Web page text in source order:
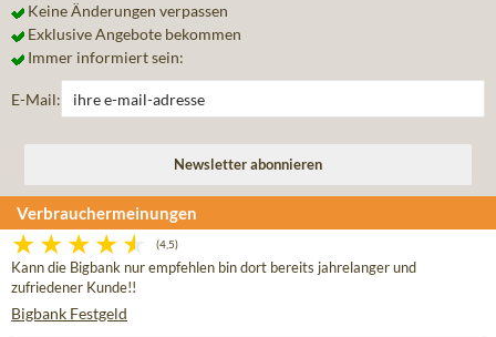
Keine Änderungen verpassen
Exklusive Angebote bekommen
Immer informiert sein:
E-Mail:
Verbrauchermeinungen
(4,5)
Kann die Bigbank nur empfehlen bin dort bereits jahrelanger und
zufriedener Kunde!!
Bigbank Festgeld